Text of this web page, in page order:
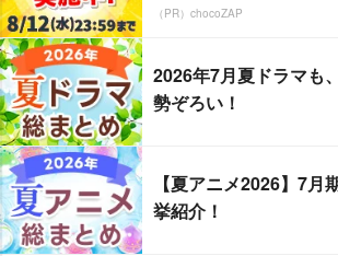
（PR）chocoZAP
2026年7月夏ドラマも
勢ぞろい！
【夏アニメ2026】7月
挙紹介！